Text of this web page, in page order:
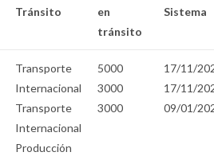
Tránsito
en
tránsito
Sistema
Transporte
Internacional
Transporte
Internacional
Producción
5000
3000
3000
17/11/
17/11/
09/01/